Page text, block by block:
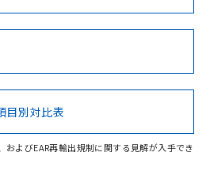
Cd Cr(VI)
No No
製品の規格認証/適合状況ページへ
ちらのページからご検索ください
目別対比表
およびEAR再輸出規制に関する見解が入手でき